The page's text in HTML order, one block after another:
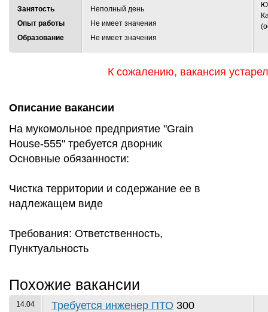
Занятость
Неполный день
Опыт работы
Не имеет значения
Образование
Не имеет значения
К сожалению, вакансия
Описание вакансии
На мукомольное предприятие "Grain
House-555" требуется дворник
Основные обязанности:
Чистка территории и содержание ее в
надлежащем виде
Требования: Ответственность,
Пунктуальность
Похожие вакансии
14.04 Требуется инженер ПТО 300